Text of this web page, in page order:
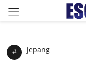
# jepang